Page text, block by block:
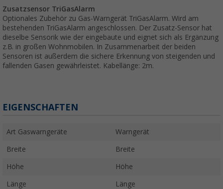
Zusatzsensor TriGasAlarm
Optionales Zubehör zu Gas-Warngerät TriGasAlarm. Wird am
bestehenden TriGasAlarm angeschlossen. Der Zusatz-Sensor hat
dieselbe Sensorik wie der eingebaute und eignet sich als Ergänzung
z.B. in großen Wohnmobilen. In Zusammenarbeit der beiden
Sensoren ist außerdem die sichere Erkennung von steigenden und
fallenden Gasen gewährleistet. Kabellänge: 2m.
EIGENSCHAFTEN
Art Gaswarngeräte Warngerät
Breite Breite
Höhe Höhe
Länge Länge